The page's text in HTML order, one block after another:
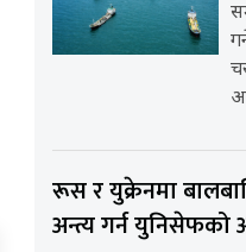
रूस र युक्रेनमा
अन्त्य गर्न युनिसेफको